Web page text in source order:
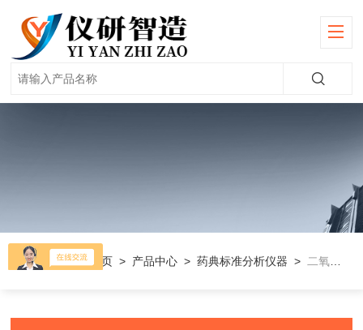
当前位置： 首页 > 产品中心 >药典标准分析仪器 > 二氧化硫残留量测定仪